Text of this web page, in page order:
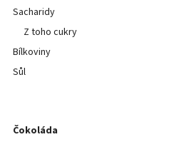
Sacharidy
Z toho cukry
Bílkoviny
Sůl
Čokoláda